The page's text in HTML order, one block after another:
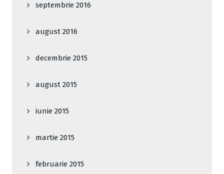
septembrie 2016
august 2016
decembrie 2015
august 2015
iunie 2015
martie 2015
februarie 2015